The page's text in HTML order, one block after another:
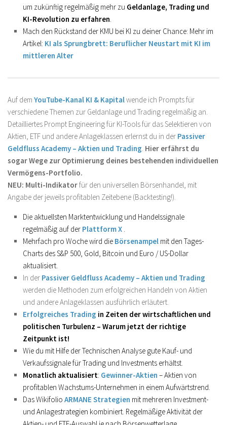
um zukünftig regelmäßig mehr zu Geldanlage, Trading und
KI-Revolution zu erfahren.
Mach den Rückstand der KMU bei KI zu deiner Chance: Mehr im
Artikel: KI als Sprungbrett: Beruflicher Neustart mit KI im
mittleren Alter
Auf dem YouTube-Kanal KI & Kapitalwende ich Prompts für
verschiedene Themen zur Geldanlage und Trading regelmäßig an.
Detailliertes Prompt Engineering für KI-Tools für das Selektieren von
Aktien, ETF und andere Anlageklassen erlernst du in der Passiver
Geldfluss Academy – Aktien und Trading. Hier erfährst du
sogar Wege zur Optimierung deines bestehenden individuellen
Vermögens-Portfolio.
NEU: Multi-Indikatorfür den universellen Börsenhandel, mit
Angabe der jeweils profitablen Zeitebene (Backtesting!).
Die aktuellsten Marktentwicklung und Handelssignale
regelmäßig auf der Plattform X .
Mehrfach pro Woche wird die Börsenampel mit den Tages-
Charts des S&P 500, Gold, Bitcoin und Euro / US-Dollar
aktualisiert.
In der Passiver Geldfluss Academy – Aktien und Trading
werden die Methoden zum erfolgreichen Handeln von Aktien
und andere Anlageklassen ausführlich erläutert.
Erfolgreiches Trading in Zeiten der wirtschaftlichen und
politischen Turbulenz – Warum jetzt der richtige
Zeitpunkt ist!
Wie du mit Hilfe der Technischen Analyse gute Kauf- und
Verkaufssignale für Trading und Investments erhältst.
Monatlich aktualisiert: Gewinner-Aktien – Aktien von
profitablen Wachstums-Unternehmen in einem Aufwärtstrend.
Das Wikifolio ARMANE Strategien mit mehreren Investment-
und Anlagestrategien kombiniert. Regelmäßige Aktivität der